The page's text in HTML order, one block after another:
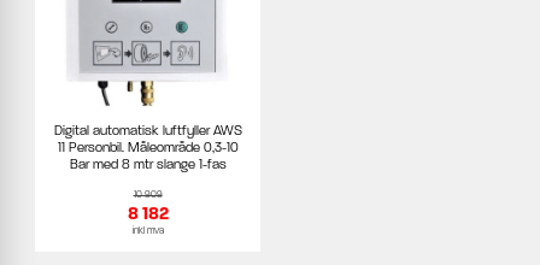
Digital automatisk luftfyller AWS
11 Personbil. Måleområde 0,3-10
Bar med 8 mtr slange 1-fas
10 909
8 182
inkl mva